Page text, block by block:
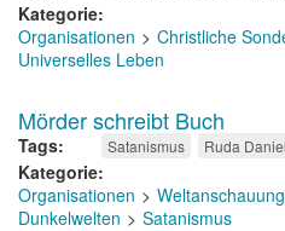
Kategorie
Organisationen
Christliche
Universelles Leben
Mörder schreibt Buch
Tags Satanismus Ruda Daniel
Kategorie
Organisationen
Dunkelwelten
Satanismus